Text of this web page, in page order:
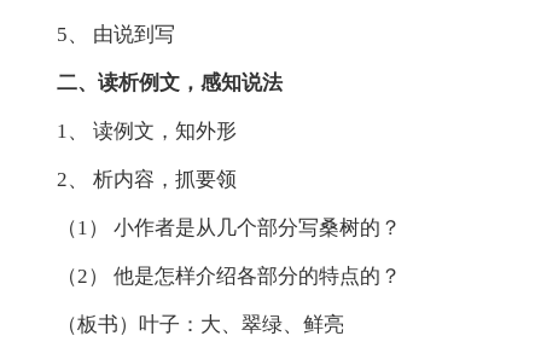
5、 由说到写
二、读析例文，感知说法
1、 读例文，知外形
2、 析内容，抓要领
（1） 小作者是从几个部分写桑树的？
（2） 他是怎样介绍各部分的特点的？
（板书）叶子：大、翠绿、鲜亮